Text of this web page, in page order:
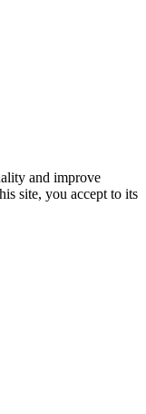
and improve
site, you accept to its